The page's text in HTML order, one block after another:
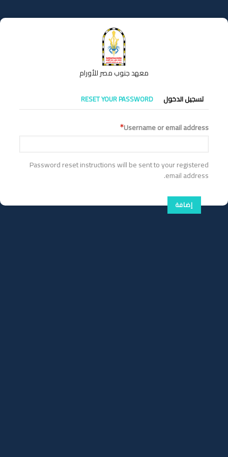
إلى
المحتوى
معهد جنوب مصر للأورام
التبويبات
الأساسية
تسجيل الدخول RESET YOUR PASSWORD
Username or email address
Password reset instructions will be sent to your registered
email address.